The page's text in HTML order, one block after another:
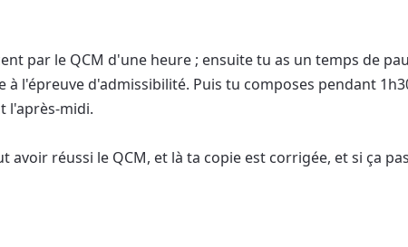
par le QCM d'une heure ; ensuite tu as un temps de
l'épreuve d'admissibilité. Puis tu composes pendant
l'après-midi.
avoir réussi le QCM, et là ta copie est corrigée, et si ça